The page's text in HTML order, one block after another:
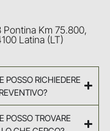
Pontina Km 75.800,
Latina (LT)
POSSO RICHIEDERE
POSSO TROVARE